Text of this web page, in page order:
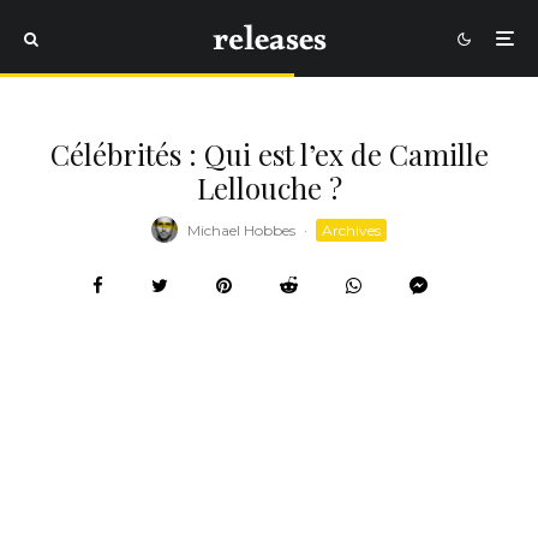
Célébrités : Qui est l’ex de Camille
Lellouche ?
Michael Hobbes · Archives